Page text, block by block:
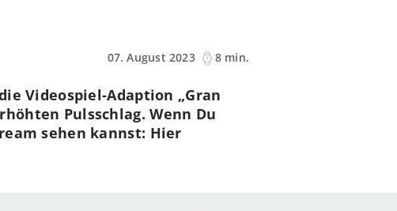
07. August 2023
8 min.
Videospiel-Adaption „Gran
Pulsschlag. Wenn Du
sehen kannst: Hier